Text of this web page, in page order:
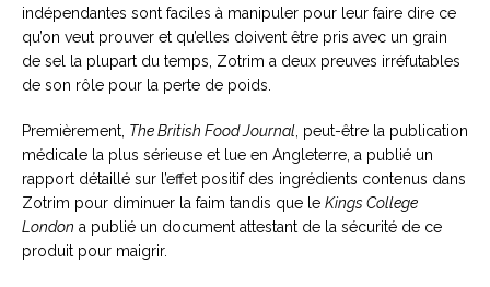
indépendantes sont faciles à manipuler pour leur faire dire ce
qu’on veut prouver et qu’elles doivent être pris avec un grain
de sel la plupart du temps, Zotrim a deux preuves irréfutables
de son rôle pour la perte de poids.
Premièrement, The British Food Journal , peut-être la publication
médicale la plus sérieuse et lue en Angleterre, a publié un
rapport détaillé sur l’effet positif des ingrédients contenus dans
Zotrim pour diminuer la faim tandis que le Kings College
London a publié un document attestant de la sécurité de ce
produit pour maigrir.